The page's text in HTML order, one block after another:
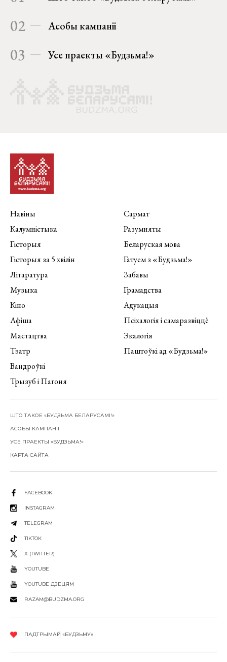
02 Асобы кампаніі
03 Усе праекты «Будзьма!»
Навіны
Калумністыка
Гісторыя
Гісторыя за 5 хвілін
Літаратура
Музыка
Кіно
Афіша
Мастацтва
Тэатр
Вандроўкі
Трызуб і Пагоня
Сармат
Разумняты
Беларуская мова
Гатуем з «Будзьма!»
Забавы
Грамадства
Адукацыя
Псіхалогія і самаразвіццё
Экалогія
Паштоўкі ад «Будзьма!»
ШТО ТАКОЕ «БУДЗЬМА БЕЛАРУСАМІ!»
АСОБЫ КАМПАНІІ
УСЕ ПРАЕКТЫ «БУДЗЬМА!»
КАРТА САЙТА
FACEBOOK
INSTAGRAM
TELEGRAM
TIKTOK
X (TWITTER)
YOUTUBE
YOUTUBE ДЗЕЦЯМ
RAZAM@BUDZMA.ORG
ПАДТРЫМАЙ «БУДЗЬМУ»